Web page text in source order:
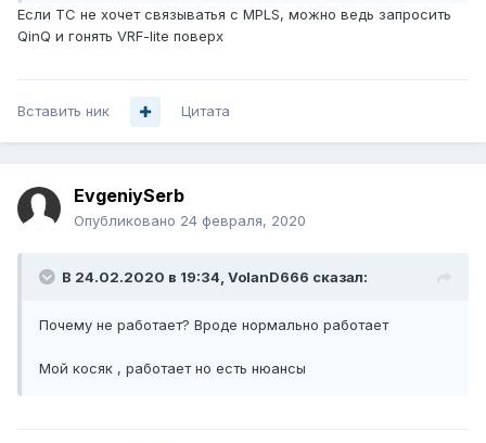
Если ТС не хочет связыватья с MPLS, можно ведь запросить
QinQ и гонять VRF-lite поверх
Вставить ник Цитата
EvgeniySerb
Опубликовано 24 февраля, 2020
В 24.02.2020 в 19:34, VolanD666 сказал:
Почему не работает? Вроде нормально работает
Мой косяк , работает но есть нюансы